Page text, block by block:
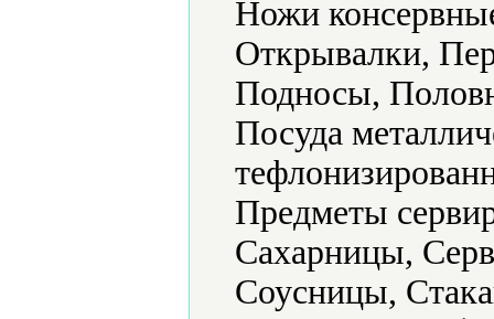
Ножи
Открывалки,
Подносы,
Посуда
Предметы
Сахарницы,
Соусницы,